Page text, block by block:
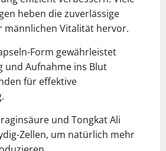
heben die zuverlässige
männlichen Vitalität hervor.
Form gewährleistet
und Aufnahme ins Blut
für effektive
und Tongkat Ali
Zellen, um natürlich mehr